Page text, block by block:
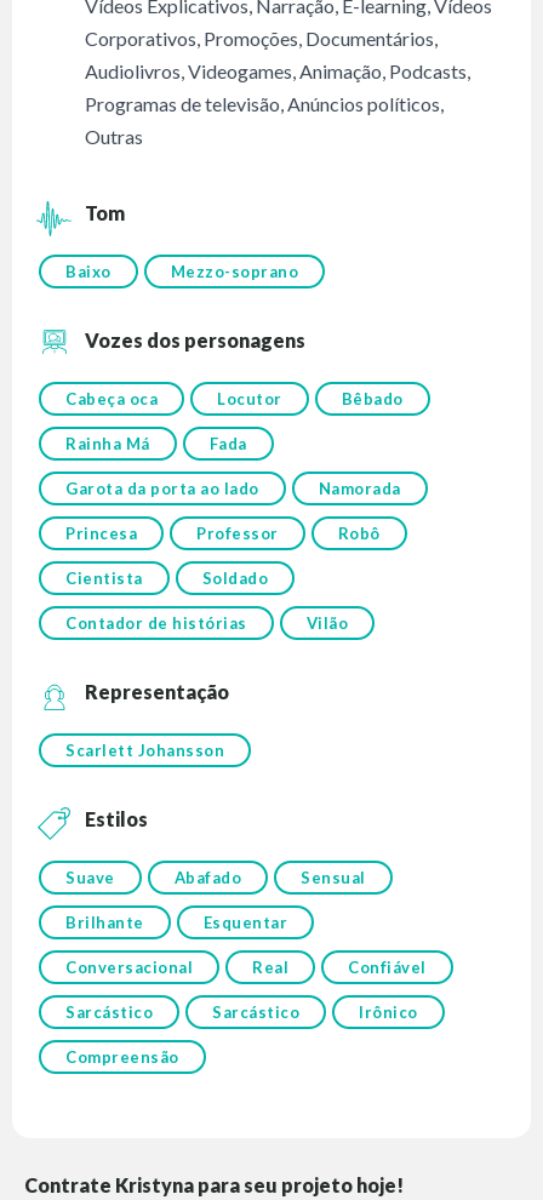
Vídeos Explicativos, Narração, E-learning,Vídeos
Corporativos, Promoções, Documentários,
Audiolivros,Videogames,Animação, Podcasts,
Programas de televisão,Anúncios políticos,
Outras
Tom
Baixo Mezzo-soprano
Vozes dos personagens
Cabeça oca Locutor Bêbado
Rainha Má Fada
Garota da porta ao lado Namorada
Princesa Professor Robô
Cientista Soldado
Contador de histórias Vilão
Representação
Scarlett Johansson
Estilos
Suave Abafado Sensual
Brilhante Esquentar
Conversacional Real Confiável
Sarcástico Sarcástico Irônico
Compreensão
Contrate Kristyna para seu projeto hoje!